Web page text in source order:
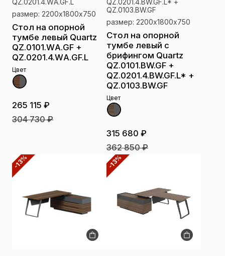
QZ.0201.4.WА.GF.L
размер: 2200х1800х750
Стол на опорной
тумбе левый Quartz
QZ.0101.WА.GF +
QZ.0201.4.WА.GF.L
Цвет
265 115 ₽
304 730 ₽
QZ.0201.4.BW.GF.L* +
QZ.0103.BW.GF
размер: 2200х1800х750
Стол на опорной
тумбе левый с
брифингом Quartz
QZ.0101.BW.GF +
QZ.0201.4.BW.GF.L* +
QZ.0103.BW.GF
Цвет
315 680 ₽
362 850 ₽
-13% -13%